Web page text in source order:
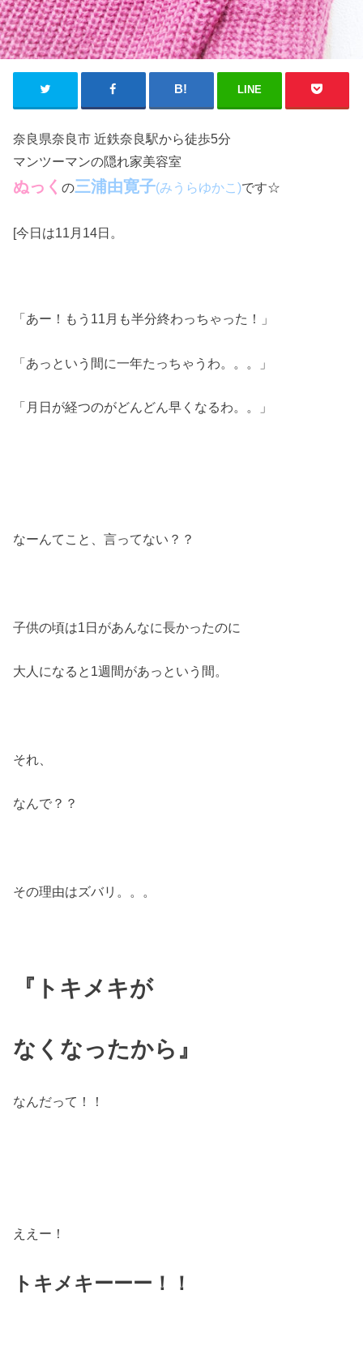
LINE
奈良県奈良市 近鉄奈良駅から徒歩5分
マンツーマンの隠れ家美容室
ぬっくの三浦由寛子(みうらゆかこ)です☆
[今日は11月14日。
「あー！もう11月も半分終わっちゃった！」
「あっという間に一年たっちゃうわ。。。」
「月日が経つのがどんどん早くなるわ。。」
なーんてこと、言ってない？？
子供の頃は1日があんなに長かったのに
大人になると1週間があっという間。
それ、
なんで？？
その理由はズバリ。。。
『トキメキが
なくなったから』
なんだって！！
ええー！
トキメキーーー！！